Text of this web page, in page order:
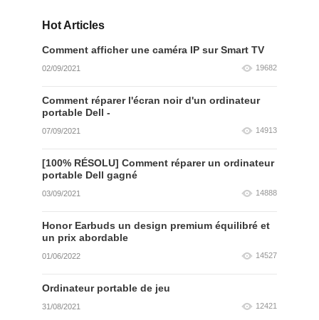
Hot Articles
Comment afficher une caméra IP sur Smart TV
02/09/2021 19682
Comment réparer l'écran noir d'un ordinateur
portable Dell -
07/09/2021 14913
[100% RÉSOLU] Comment réparer un ordinateur
portable Dell gagné
03/09/2021 14888
Honor Earbuds un design premium équilibré et
un prix abordable
01/06/2022 14527
Ordinateur portable de jeu
31/08/2021 12421